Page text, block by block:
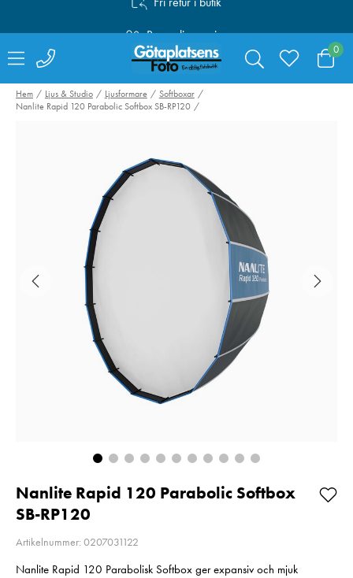
Fri frakt över 1000:-
0
Canon Mount
Adapter EF-EOS R
1 350 kr
1 350 kr
I lager
Hem Ljus & Studio Ljusformare
Softboxar
Nanlite Rapid 120 Parabolic Softbox SB-RP120
Nanlite Rapid 120 Parabolic Softbox
SB-RP120
Artikelnummer: 0207031122
Nanlite Rapid 120 Parabolisk Softbox ger expansiv och mjuk